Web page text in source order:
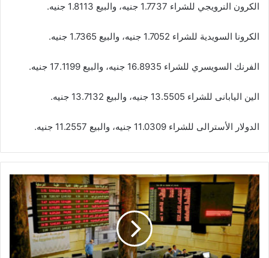
الكرون النرويجي للشراء 1.7737 جنيه، والبيع 1.8113 جنيه.
الكرونا السويدية للشراء 1.7052 جنيه، والبيع 1.7365 جنيه.
الفرنك‏ ‏السويسري‏ للشراء 16.8935 جنيه، والبيع 17.1199 جنيه.
ال‏ين‏ ال‏يابانى‏ للشراء 13.5505 جنيه، والبيع 13.7132 جنيه.
ال‏دولار‏ ‏الأسترالى‏ للشراء 11.0309 جنيه، والبيع 11.2557 جنيه.
أداء
إيجابي
لمؤشرات
البورصة
بمستهل
تعاملات
اليوم